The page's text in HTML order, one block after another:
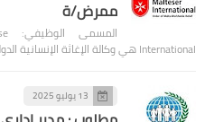
ممرض/ة
International هي وكالة الإغاثة الإنسانية الدولية التابعة لأمر مالطا ا…
13 يوليو 2025